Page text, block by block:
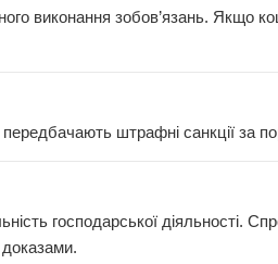
виконання зобов’язань. Якщо
штрафні санкції за
господарської діяльності.
доказами.